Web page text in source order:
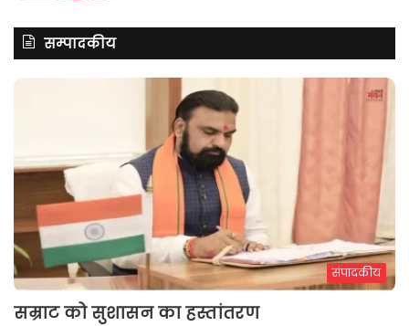
सम्पादकीय
संपादकीय
सम्राट को सुशासन का हस्तांतरण